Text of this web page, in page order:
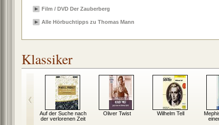
Film / DVD Der Zauberberg
Alle Hörbuchtipps zu Thomas Mann
Klassiker
Auf der Suche nach
der verlorenen Zeit
Oliver Twist Wilhelm Tell